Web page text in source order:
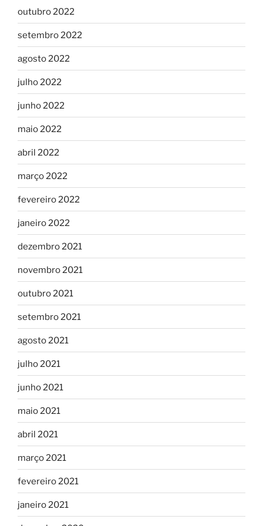
outubro 2022
setembro 2022
agosto 2022
julho 2022
junho 2022
maio 2022
abril 2022
março 2022
fevereiro 2022
janeiro 2022
dezembro 2021
novembro 2021
outubro 2021
setembro 2021
agosto 2021
julho 2021
junho 2021
maio 2021
abril 2021
março 2021
fevereiro 2021
janeiro 2021